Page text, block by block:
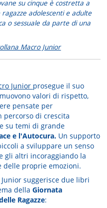
su cinque è costretta a
adolescenti e adulte
o sessuale da parte di una
Macro Junior
Junior prosegue il suo
valori di rispetto,
pensate per
percorso di crescita
su temi di grande
e l'Autocura. Un supporto
a sviluppare un senso
gli altri incoraggiando la
delle proprie emozioni.
suggerisce due libri
dellaGiornata
Ragazze: